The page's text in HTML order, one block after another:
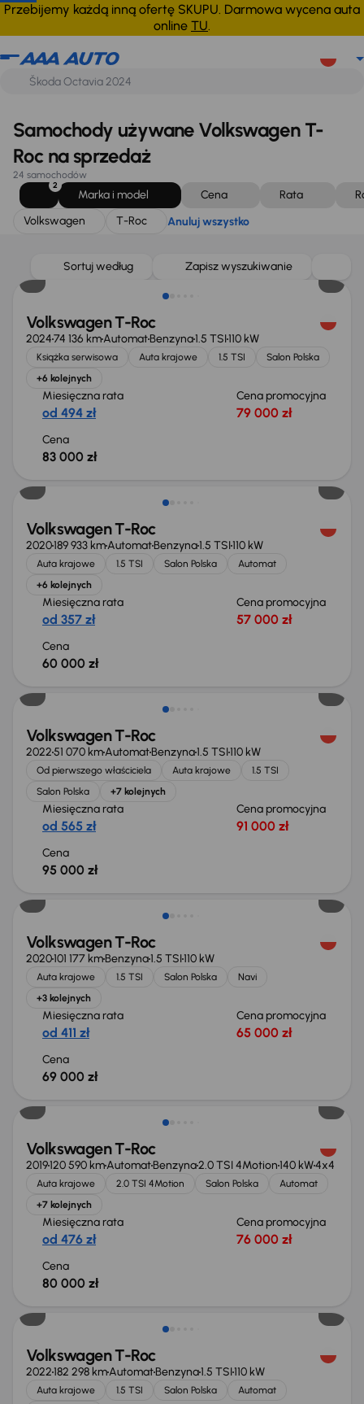
Przebijemy każdą inną ofertę SKUPU. Darmowa wycena auta
online TU.
Volkswagen T-Roc Anuluj wszystko
Samochody używane Volkswagen T-
Roc na sprzedaż
24 samochodów
2
Marka i model Cena Rata
Volkswagen
T-Roc Anuluj wszystko
Sortuj według Zapisz wyszukiwanie
Volkswagen T-Roc
202474 136 kmAutomatBenzyna1.5 TSI110 kW
Książka serwisowa Auta krajowe 1.5 TSI
Salon Polska
+6 kolejnych
Miesięczna rata
od 494 zł
Cena promocyjna
79 000 zł
Cena
83 000 zł
Możliwość odliczenia VAT
Volkswagen T-Roc
2020189 933 kmAutomatBenzyna1.5 TSI110 kW
Auta krajowe 1.5 TSI Salon Polska
Automat
+6 kolejnych
Miesięczna rata
od 357 zł
Cena promocyjna
57 000 zł
Cena
60 000 zł
Volkswagen T-Roc
202251 070 kmAutomatBenzyna1.5 TSI110 kW
Od pierwszego właściciela Auta krajowe
1.5 TSI
Salon Polska
+7 kolejnych
Miesięczna rata
od 565 zł
Cena promocyjna
91 000 zł
Cena
95 000 zł
Volkswagen T-Roc
2020101 177 kmBenzyna1.5 TSI110 kW
Auta krajowe 1.5 TSI Salon Polska
Navi
+3 kolejnych
Miesięczna rata
od 411 zł
Cena promocyjna
65 000 zł
Cena
69 000 zł
Świeżo skupione
Volkswagen T-Roc
2019120 590 kmAutomatBenzyna2.0 TSI 4Motion140 kW4x4
Auta krajowe 2.0 TSI 4Motion Salon Polska
Automat
+7 kolejnych
Miesięczna rata
od 476 zł
Cena promocyjna
76 000 zł
Cena
80 000 zł
Volkswagen T-Roc
2022182 298 kmAutomatBenzyna1.5 TSI110 kW
Auta krajowe 1.5 TSI Salon Polska
Automat